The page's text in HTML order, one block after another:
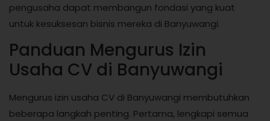
pengusaha dapat membangun fondasi yang kuat
untuk kesuksesan bisnis mereka di Banyuwangi.
Panduan Mengurus Izin
Usaha CV di Banyuwangi
Mengurus izin usaha CV di Banyuwangi membutuhkan
beberapa langkah penting. Pertama, lengkapi semua